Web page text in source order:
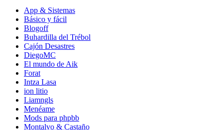
App & Sistemas
Básico y fácil
Blogoff
Buhardilla del Trébol
Cajón Desastres
DiegoMC
El mundo de Aik
Forat
Intza Lasa
ion litio
Liamngls
Menéame
Mods para phpbb
Montalvo & Castaño